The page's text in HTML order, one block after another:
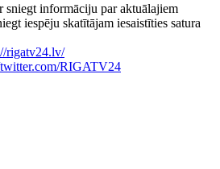
sniegt informāciju par aktuālajiem
iespēju skatītājam iesaistīties satura
rigatv24.lv/
RIGATV24